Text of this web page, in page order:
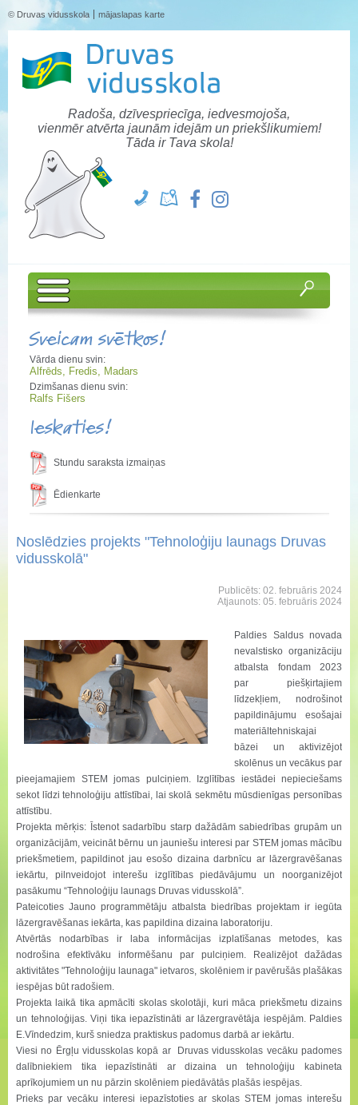
© Druvas vidusskola mājaslapas karte
Radoša, dzīvespriecīga, iedvesmojoša,
vienmēr atvērta jaunām idejām un priekšlikumiem!
Tāda ir Tava skola!
Sveicam svētkos!
Vārda dienu svin:
Alfrēds, Fredis, Madars
Dzimšanas dienu svin:
Ralfs Fišers
Ieskaties!
Stundu saraksta izmaiņas
Ēdienkarte
Noslēdzies projekts "Tehnoloģiju launags Druvas
vidusskolā"
Publicēts: 02. februāris 2024
Atjaunots: 05. februāris 2024
Paldies Saldus novada
nevalstisko organizāciju
atbalsta fondam 2023
par piešķirtajiem
līdzekļiem, nodrošinot
papildinājumu esošajai
materiāltehniskajai
bāzei un aktivizējot
skolēnus un vecākus par
pieejamajiem STEM jomas pulciņiem. Izglītības iestādei nepieciešams
sekot līdzi tehnoloģiju attīstībai, lai skolā sekmētu mūsdienīgas personības
attīstību.
Projekta mērķis: Īstenot sadarbību starp dažādām sabiedrības grupām un
organizācijām, veicināt bērnu un jauniešu interesi par STEM jomas mācību
priekšmetiem, papildinot jau esošo dizaina darbnīcu ar lāzergravēšanas
iekārtu, pilnveidojot interešu izglītības piedāvājumu un noorganizējot
pasākumu “Tehnoloģiju launags Druvas vidusskolā”.
Pateicoties Jauno programmētāju atbalsta biedrības projektam ir iegūta
lāzergravēšanas iekārta, kas papildina dizaina laboratoriju.
Atvērtās nodarbības ir laba informācijas izplatīšanas metodes, kas
nodrošina efektīvāku informēšanu par pulciņiem. Realizējot dažādas
aktivitātes "Tehnoloģiju launaga" ietvaros, skolēniem ir pavērušās plašākas
iespējas būt radošiem.
Projekta laikā tika apmācīti skolas skolotāji, kuri māca priekšmetu dizains
un tehnoloģijas. Viņi tika iepazīstināti ar lāzergravētāja iespējām. Paldies
E.Vīndedzim, kurš sniedza praktiskus padomus darbā ar iekārtu.
Viesi no Ērgļu vidusskolas kopā ar Druvas vidusskolas vecāku padomes
dalībniekiem tika iepazīstināti ar dizaina un tehnoloģiju kabineta
aprīkojumiem un nu pārzin skolēniem piedāvātās plašās iespējas.
Prieks par vecāku interesi iepazīstoties ar skolas STEM jomas interešu